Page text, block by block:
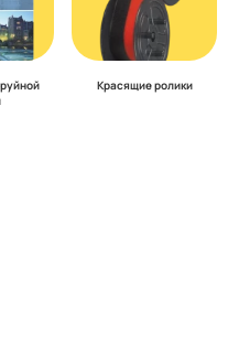
Красящие ролики